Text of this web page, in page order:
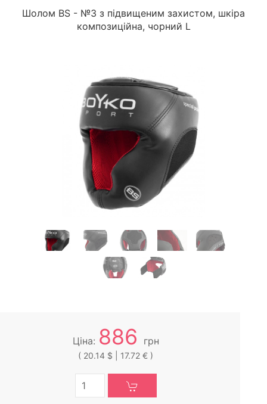
Шолом BS - №3 з підвищеним захистом, шкіра
композиційна, чорний L
Ціна: 886 грн
( 20.14 $ | 17.72 € )